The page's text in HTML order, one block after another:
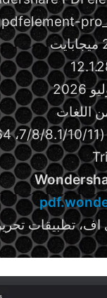
اللغات
اف، تطبيقات